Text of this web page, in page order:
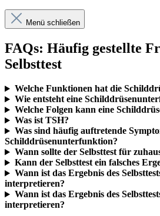
Menü schließen
FAQs: Häufig gestellte
Selbsttest
Welche Funktionen hat die
Wie entsteht eine
Welche Folgen kann eine
Was ist TSH?
Was sind häufig auftretende
Schilddrüsenunterfunktion?
Wann sollte der Selbsttest für
Kann der Selbsttest ein falsches
Wann ist das Ergebnis des
interpretieren?
Wann ist das Ergebnis des
interpretieren?